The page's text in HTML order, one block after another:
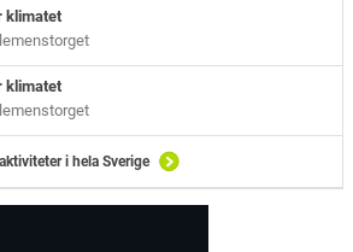
klimatet
klimatet
i hela Sverige